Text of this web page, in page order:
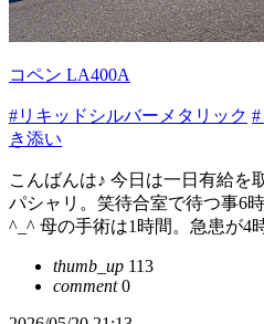
コペン LA400A
#リキッドシルバーメタリック
き添い
こんばんは♪ 今日は一日有給
パシャリ。笑待合室で待つ事6
^_^ 母の手術は1時間。急患が4
thumb_up 113
comment0